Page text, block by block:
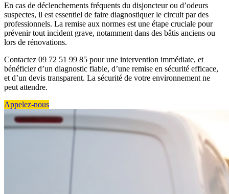
En cas de déclenchements fréquents du disjoncteur ou d’odeurs
suspectes, il est essentiel de faire diagnostiquer le circuit par des
professionnels. La remise aux normes est une étape cruciale pour
prévenir tout incident grave, notamment dans des bâtis anciens ou
lors de rénovations.
Contactez 09 72 51 99 85 pour une intervention immédiate, et
bénéficier d’un diagnostic fiable, d’une remise en sécurité efficace,
et d’un devis transparent. La sécurité de votre environnement ne
peut attendre.
Appelez-nous